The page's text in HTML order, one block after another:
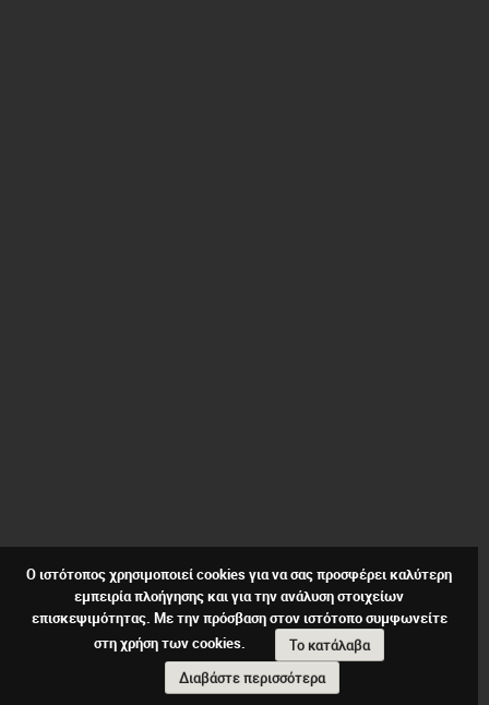
Ο ιστότοπος χρησιμοποιεί cookies για να σας προσφέρει καλύτερη
εμπειρία πλοήγησης και για την ανάλυση στοιχείων
επισκεψιμότητας. Με την πρόσβαση στον ιστότοπο συμφωνείτε
στη χρήση των cookies.
Το κατάλαβα
Διαβάστε περισσότερα